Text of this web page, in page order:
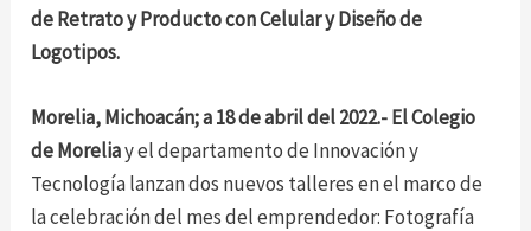
de Retrato y Producto con Celular y Diseño de
Logotipos.
Morelia, Michoacán; a 18 de abril del 2022.-El Colegio
de Moreliay el departamento de Innovación y
Tecnología lanzan dos nuevos talleres en el marco de
la celebración del mes del emprendedor: Fotografía